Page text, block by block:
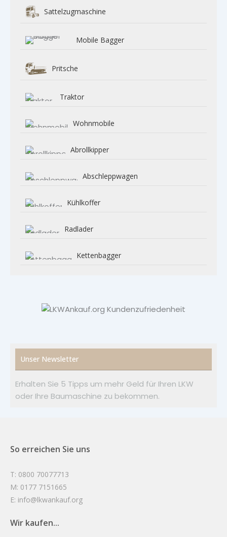
Sattelzugmaschine
Mobile Bagger
Pritsche
Traktor
Wohnmobile
Abrollkipper
Abschleppwagen
Kühlkoffer
Radlader
Kettenbagger
Unser Newsletter
Erhalten Sie 5 Tipps um mehr Geld für Ihren LKW
oder Ihre Baumaschine zu bekommen.
So erreichen Sie uns
T: 0800 70077713
M: 0177 7151665
E: info@lkwankauf.org
Wir kaufen...